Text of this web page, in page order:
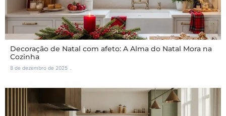
Decoração de Natal com afeto: A Alma do Natal Mora na
Cozinha
8 de dezembro de 2025